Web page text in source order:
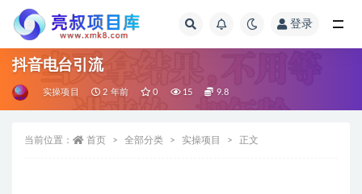
登录
抖音电台引流
实操项目 2 年前 0 15 9.8
当前位置： 首页 全部分类 实操项目 正文